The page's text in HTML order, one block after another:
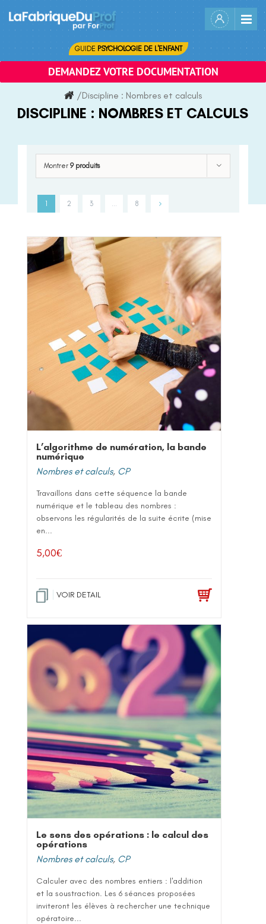
content
GUIDE PSYCHOLOGIE DE L'ENFANT
DEMANDEZ VOTRE DOCUMENTATION
/Discipline : Nombres et calculs
DISCIPLINE : NOMBRES ET CALCULS
Montrer 9 produits
1 2 3 8
L’algorithme de numération, la bande
numérique
Nombres et calculs, CP
Travaillons dans cette séquence la bande
numérique et le tableau des nombres :
observons les régularités de la suite écrite (mise
en...
5,00€
VOIR DETAIL
Le sens des opérations : le calcul des
opérations
Nombres et calculs, CP
Calculer avec des nombres entiers : l'addition
et la soustraction. Les 6 séances proposées
inviteront les élèves à rechercher une technique
opératoire...